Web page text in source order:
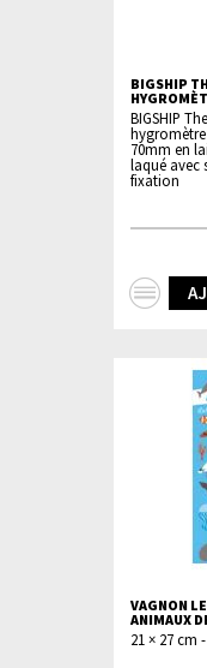
BIGSHIP
BIGSHIP
70mm en
laqué avec
fixation
VAGNON
ANIMAUX
21 × 27 cm